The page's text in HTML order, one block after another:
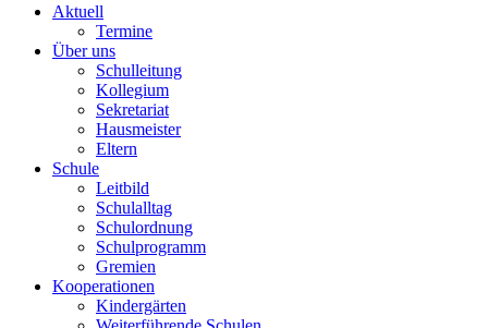
Aktuell
Termine
Über uns
Schulleitung
Kollegium
Sekretariat
Hausmeister
Eltern
Schule
Leitbild
Schulalltag
Schulordnung
Schulprogramm
Gremien
Kooperationen
Kindergärten